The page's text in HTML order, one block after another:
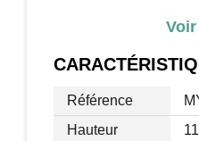
Caractéristiques :
Réglage en
Siège et dossier en
Référence
Hauteur